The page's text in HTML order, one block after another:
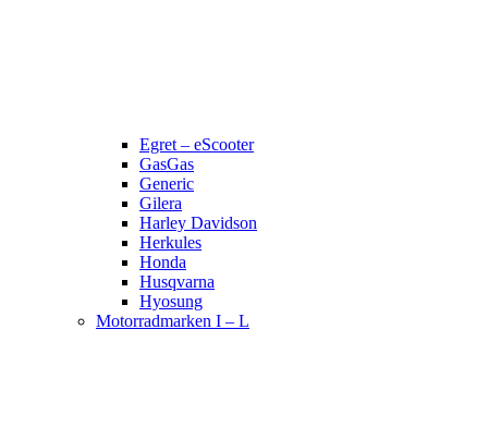
Egret – eScooter
GasGas
Generic
Gilera
Harley Davidson
Herkules
Honda
Husqvarna
Hyosung
Motorradmarken I – L